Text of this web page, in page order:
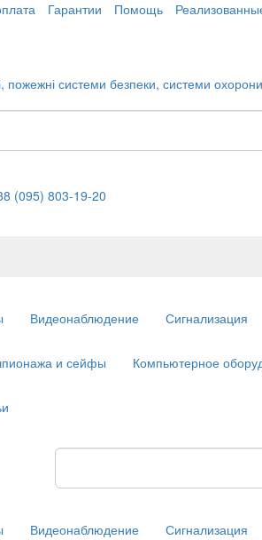
Гарантии Помощь
(095) 803-19-20
Видеонаблюдение Сигнализация
и сейфы Компьютерное
Видеонаблюдение Сигнализация